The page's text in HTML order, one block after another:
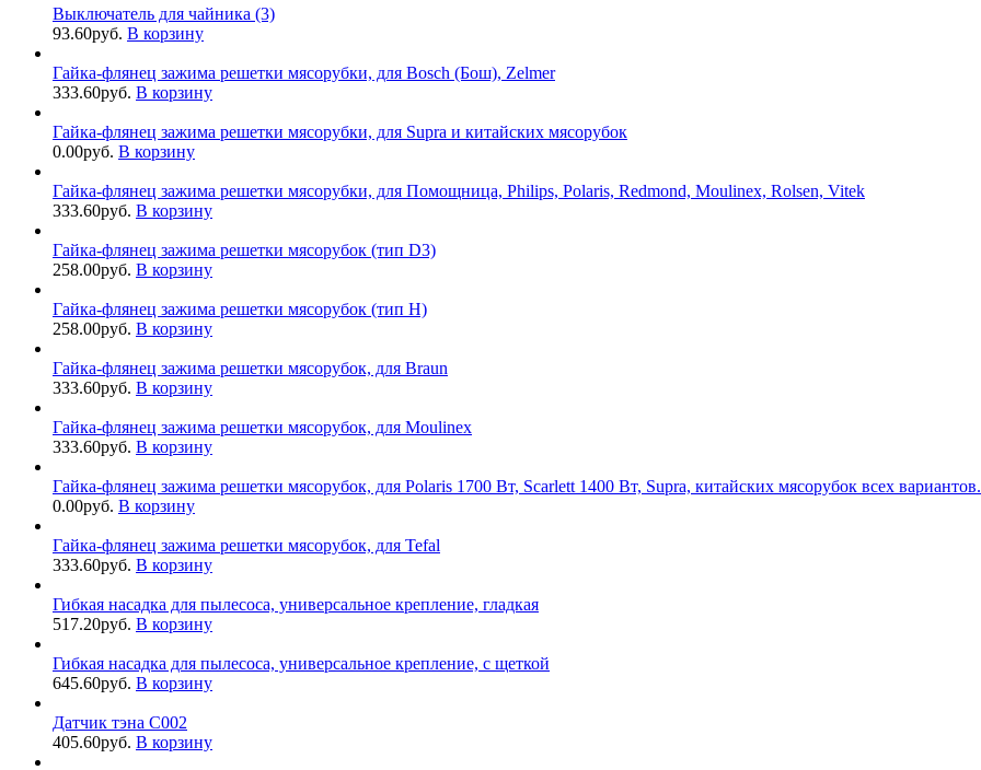
Выключатель для чайника (3)
93.60руб. В корзину
Гайка-флянец зажима решетки мясорубки, для Bosch (Бош), Zelmer
333.60руб. В корзину
Гайка-флянец зажима решетки мясорубки, для Supra и китайских мясорубок
0.00руб. В корзину
Гайка-флянец зажима решетки мясорубки, для Помощница, Philips, Polaris, Redmond, Moulinex, Rolsen, Vitek
333.60руб. В корзину
Гайка-флянец зажима решетки мясорубок (тип D3)
258.00руб. В корзину
Гайка-флянец зажима решетки мясорубок (тип H)
258.00руб. В корзину
Гайка-флянец зажима решетки мясорубок, для Braun
333.60руб. В корзину
Гайка-флянец зажима решетки мясорубок, для Moulinex
333.60руб. В корзину
Гайка-флянец зажима решетки мясорубок, для Polaris 1700 Вт, Scarlett 1400 Вт, Supra, китайских мясорубок всех
0.00руб. В корзину
Гайка-флянец зажима решетки мясорубок, для Tefal
333.60руб. В корзину
Гибкая насадка для пылесоса, универсальное крепление, гладкая
517.20руб. В корзину
Гибкая насадка для пылесоса, универсальное крепление, с щеткой
645.60руб. В корзину
Датчик тэна С002
405.60руб. В корзину